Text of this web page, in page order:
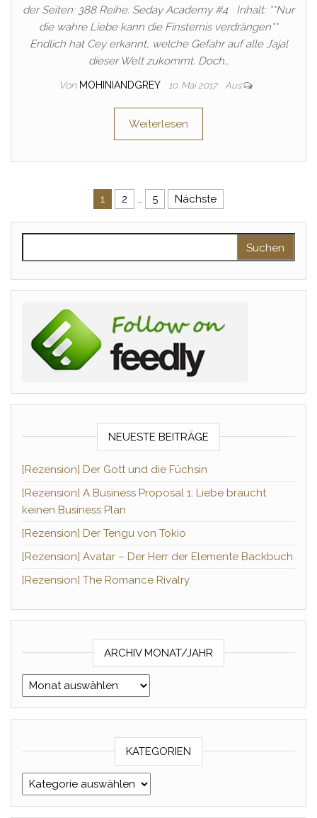
der Seiten: 388 Reihe: Seday Academy #4 Inhalt: **Nur
die wahre Liebe kann die Finsternis verdrängen**
Endlich hat Cey erkannt, welche Gefahr auf alle J’ajal
dieser Welt zukommt. Doch…
Von MOHINIANDGREY 10. Mai 2017 Aus
Weiterlesen
Seitennummerierung der
1 2 … 5 Nächste
NEUESTE BEITRÄGE
[Rezension] Der Gott und die Füchsin
[Rezension] A Business Proposal 1: Liebe braucht
keinen Business Plan
[Rezension] Der Tengu von Tokio
[Rezension] Avatar – Der Herr der Elemente Backbuch
[Rezension] The Romance Rivalry
ARCHIV MONAT/JAHR
Archiv Monat/Jahr
KATEGORIEN
Kategorien